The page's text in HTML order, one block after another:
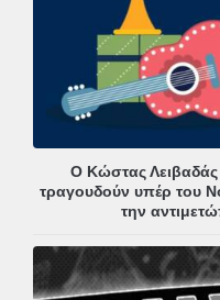
Ο Κώστας
τραγουδούν υπέρ του
την